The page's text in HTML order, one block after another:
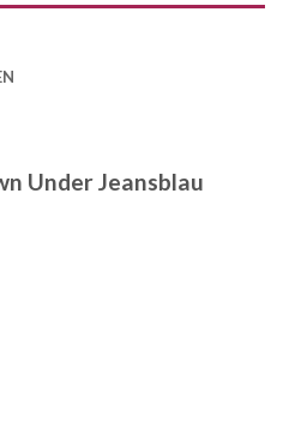
Under Jeansblau